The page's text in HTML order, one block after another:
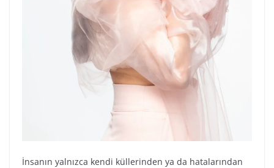
İnsanın yalnızca kendi küllerinden ya da hatalarından